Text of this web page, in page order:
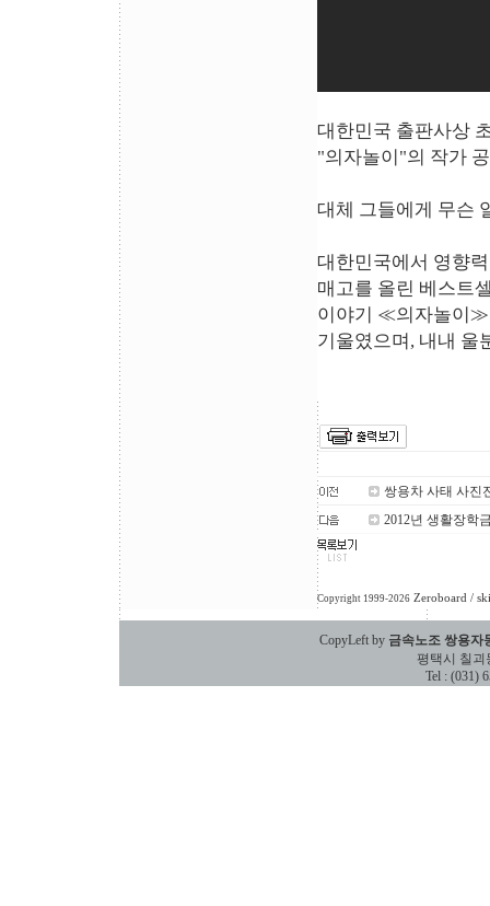
대한민국 출판사상
"의자놀이"의 작가
대체 그들에게 무슨
대한민국에서 영향
매고를 올린 베스트
이야기 ≪의자놀이≫
기울였으며, 내내 울
쌍용차 사태 사진
2012년 생활장학
Copyright 1999-2026 Zeroboard /
CopyLeft by 금속노조 쌍용자
평택시 칠괴동
Tel : (031)